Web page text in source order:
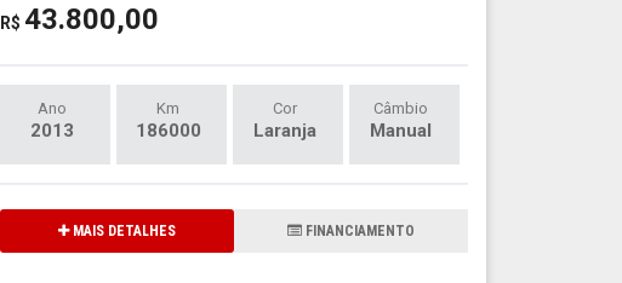
R$ 43.800,00
Ano
2013
Km
186000
Cor
Laranja
Câmbio
Manual
MAIS DETALHES FINANCIAMENTO